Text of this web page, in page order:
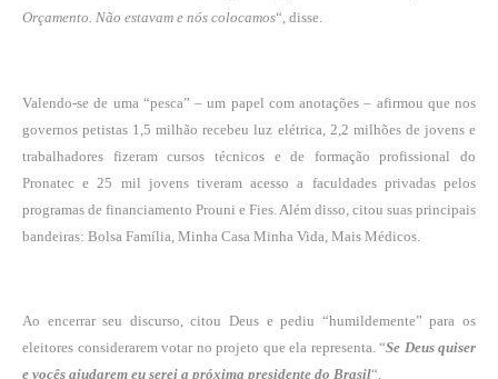
Orçamento. Não estavam e nós colocamos“, disse.
Valendo-se de uma “pesca” – um papel com anotações – afirmou que nos
governos petistas 1,5 milhão recebeu luz elétrica, 2,2 milhões de jovens e
trabalhadores fizeram cursos técnicos e de formação profissional do
Pronatec e 25 mil jovens tiveram acesso a faculdades privadas pelos
programas de financiamento Prouni e Fies. Além disso, citou suas principais
bandeiras: Bolsa Família, Minha Casa Minha Vida, Mais Médicos.
Ao encerrar seu discurso, citou Deus e pediu “humildemente” para os
eleitores considerarem votar no projeto que ela representa. “Se Deus quiser
e vocês ajudarem eu serei a próxima presidente do Brasil“.